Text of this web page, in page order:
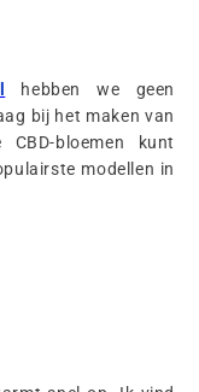
hebben we geen
bij het maken van
bloemen kunt
modellen in